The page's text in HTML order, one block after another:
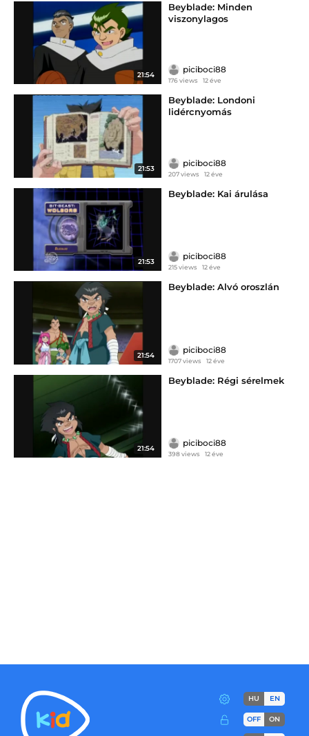
21:54
Beyblade: Minden
viszonylagos
piciboci88
176 views 12 éve
21:53
Beyblade: Londoni
lidércnyomás
piciboci88
207 views 12 éve
21:53
Beyblade: Kai árulása
piciboci88
215 views 12 éve
21:54
Beyblade: Alvó oroszlán
piciboci88
1707 views 12 éve
21:54
Beyblade: Régi sérelmek
piciboci88
398 views 12 éve
HU EN
OFF ON